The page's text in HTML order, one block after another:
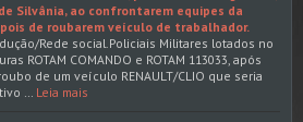
Silvânia, ao confrontarem equipes da
de roubarem veículo de trabalhador.
Rede social.Policiais Militares lotados no
ROTAM COMANDO e ROTAM 113033, após
de um veículo RENAULT/CLIO que seria
… Leia mais